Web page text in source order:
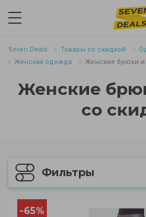
Seven.Deals Товары со скидкой
Женская одежда
Женские брюки
Женские
со
Фильтры
-65%